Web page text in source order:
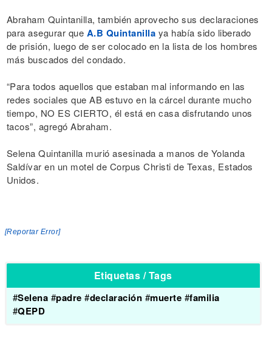
Abraham Quintanilla, también aprovecho sus declaraciones
para asegurar que A.B Quintanilla ya había sido liberado
de prisión, luego de ser colocado en la lista de los hombres
más buscados del condado.
“Para todos aquellos que estaban mal informando en las
redes sociales que AB estuvo en la cárcel durante mucho
tiempo, NO ES CIERTO, él está en casa disfrutando unos
tacos”, agregó Abraham.
Selena Quintanilla murió asesinada a manos de Yolanda
Saldívar en un motel de Corpus Christi de Texas, Estados
Unidos.
[Reportar Error]
Etiquetas / Tags
#Selena #padre #declaración #muerte #familia
#QEPD